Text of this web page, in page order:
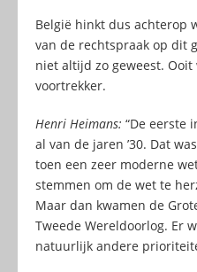
België hinkt dus achterop
van de rechtspraak op dit
niet altijd zo geweest.
voortrekker.
Henri Heimans: “De eerste
al van de jaren ’30. Dat
toen een zeer moderne
stemmen om de wet te
Maar dan kwamen de
Tweede Wereldoorlog. Er
natuurlijk andere